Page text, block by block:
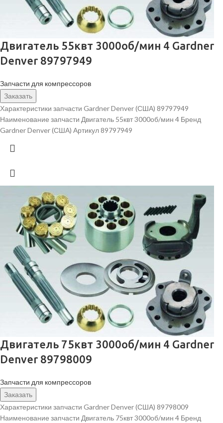
Двигатель 55квт 3000об/мин 4 Gardner
Denver 89797949
Запчасти для компрессоров
Заказать
Характеристики запчасти Gardner Denver (США) 89797949
Наименование запчасти Двигатель 55квт 3000об/мин 4 Бренд
Gardner Denver (США) Артикул 89797949
Двигатель 75квт 3000об/мин 4 Gardner
Denver 89798009
Запчасти для компрессоров
Заказать
Характеристики запчасти Gardner Denver (США) 89798009
Наименование запчасти Двигатель 75квт 3000об/мин 4 Бренд